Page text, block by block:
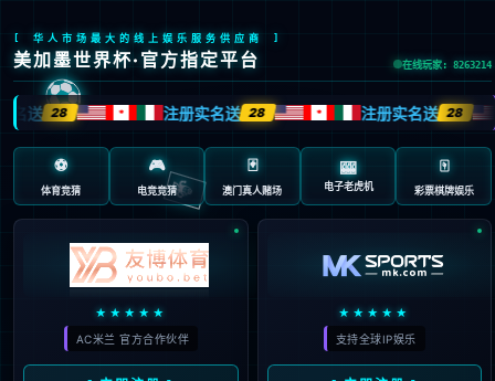
404 页面不存在。可
能你打开的是过期的